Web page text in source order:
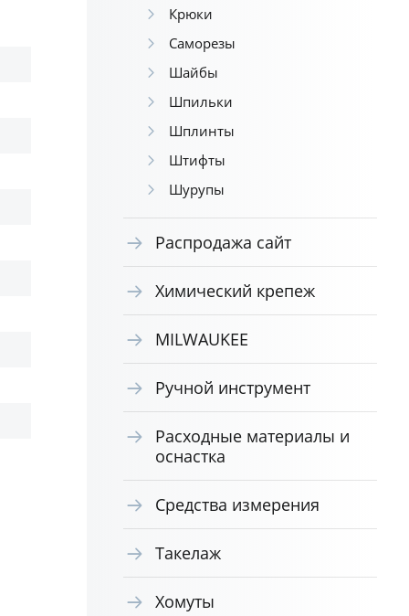
Крюки
Саморезы
Шайбы
Шпильки
Шплинты
Штифты
Шурупы
Распродажа сайт
Химический крепеж
MILWAUKEE
Ручной инструмент
Расходные материалы и
оснастка
Средства измерения
Такелаж
Хомуты